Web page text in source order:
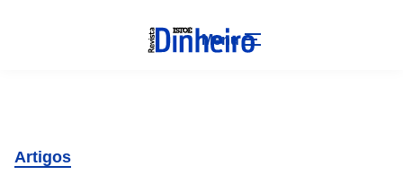
Menu
Artigos